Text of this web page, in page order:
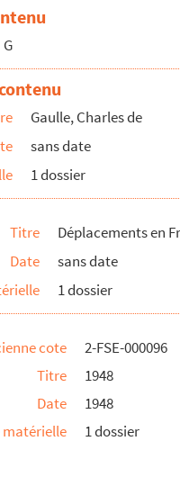
G
Gaulle, Charles de
sans date
1 dossier
Titre
Déplacements en
Date
sans date
1 dossier
cote
2-FSE-000096
Titre
1948
Date
1948
1 dossier